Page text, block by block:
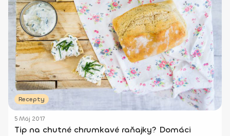
Recepty
5 Máj 2017
Tip na chutné chrumkavé raňajky? Domáci